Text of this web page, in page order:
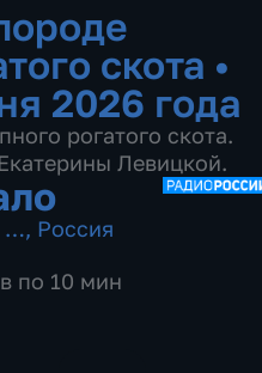
скота •
2026 года
рогатого скота.
Левицкой.
…, Россия
по 10 мин